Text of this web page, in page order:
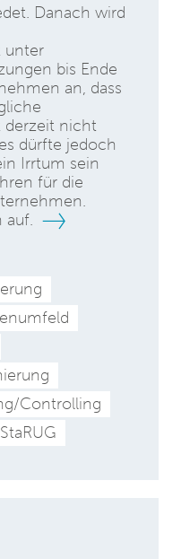
Danach wird
unter
bis Ende
an, dass
derzeit nicht
dürfte jedoch
Irrtum sein
für die
auf.
Controlling
StaRUG